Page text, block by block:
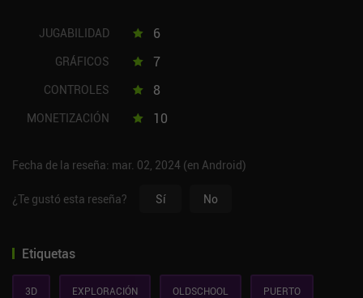
JUGABILIDAD 6
GRÁFICOS 7
CONTROLES 8
MONETIZACIÓN 10
Fecha de la reseña: mar. 02, 2024 (en Android)
¿Te gustó esta reseña? Sí No
Etiquetas
3D EXPLORACIÓN OLDSCHOOL PUERTO